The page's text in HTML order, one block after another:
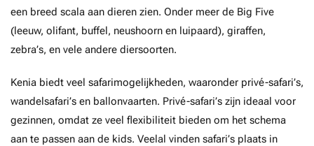
een breed scala aan dieren zien. Onder meer de Big Five
(leeuw, olifant, buffel, neushoorn en luipaard), giraffen,
zebra’s, en vele andere diersoorten.
Kenia biedt veel safarimogelijkheden, waaronder privé-safari’s,
wandelsafari’s en ballonvaarten. Privé-safari’s zijn ideaal voor
gezinnen, omdat ze veel flexibiliteit bieden om het schema
aan te passen aan de kids. Veelal vinden safari’s plaats in